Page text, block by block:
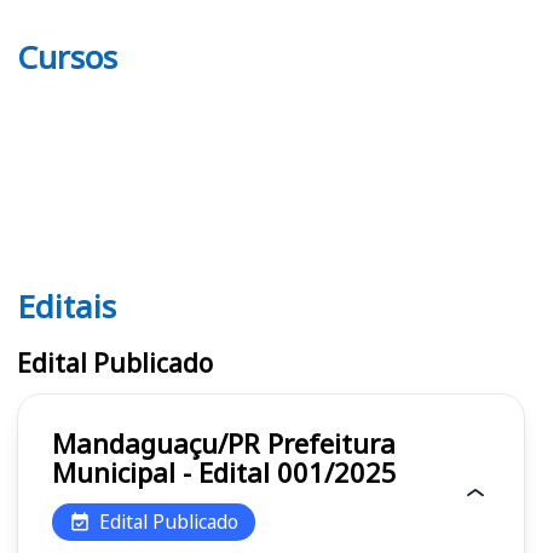
Cursos
Editais
Editais
Edital Publicado
Mandaguaçu/PR Prefeitura
Municipal - Edital 001/2025
Edital Publicado